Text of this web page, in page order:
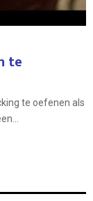
te
te oefenen als